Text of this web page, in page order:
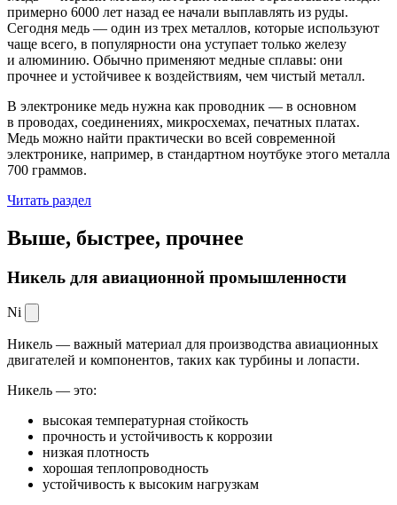
примерно 6000 лет назад ее начали выплавлять из руды.
Сегодня медь — один из трех металлов, которые используют
чаще всего, в популярности она уступает только железу
и алюминию. Обычно применяют медные сплавы: они
прочнее и устойчивее к воздействиям, чем чистый металл.
В электронике медь нужна как проводник — в основном
в проводах, соединениях, микросхемах, печатных платах.
Медь можно найти практически во всей современной
электронике, например, в стандартном ноутбуке этого металла
700 граммов.
Читать раздел
Выше, быстрее, прочнее
Никель для авиационной промышленности
Ni
Никель — важный материал для производства авиационных
двигателей и компонентов, таких как турбины и лопасти.
Никель — это:
высокая температурная стойкость
прочность и устойчивость к коррозии
низкая плотность
хорошая теплопроводность
устойчивость к высоким нагрузкам